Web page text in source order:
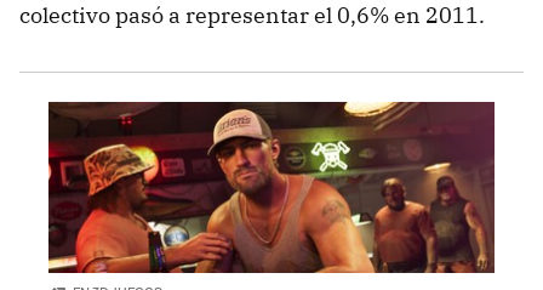
colectivo pasó a representar el 0,6% en 2011.